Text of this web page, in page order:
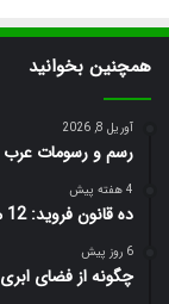
همچنین بخوانید
آوریل 8, 2026
رسم و رسومات عرب
4 هفته پیش
ده قانون فروید: 12 مهم ترین نظریه او و خلاصه همه آنها
6 روز پیش
چگونه از فضای